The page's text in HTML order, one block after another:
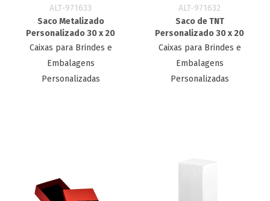
ALT-971633
Saco Metalizado
Personalizado 30 x 20
Caixas para Brindes e
Embalagens
Personalizadas
ALT-971632
Saco de TNT
Personalizado​ 30 x 20
Caixas para Brindes e
Embalagens
Personalizadas